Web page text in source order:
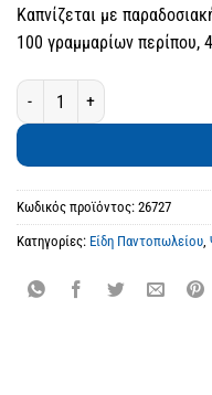
Καπνίζεται με
100 γραμμαρίων περίπου,
Πέστροφα, φιλέτο καπνιστό,
Κωδικός προϊόντος: 26727
Κατηγορίες: Είδη Παντοπωλείου,